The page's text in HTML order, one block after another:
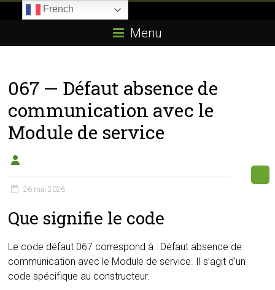
E85.com
passion
boîtier
éthanol
Menu
067 — Défaut absence de
communication avec le
Module de service
26 mai 2026
Que signifie le code
Le code défaut 067 correspond à : Défaut absence de
communication avec le Module de service. Il s’agit d’un
code spécifique au constructeur.
French